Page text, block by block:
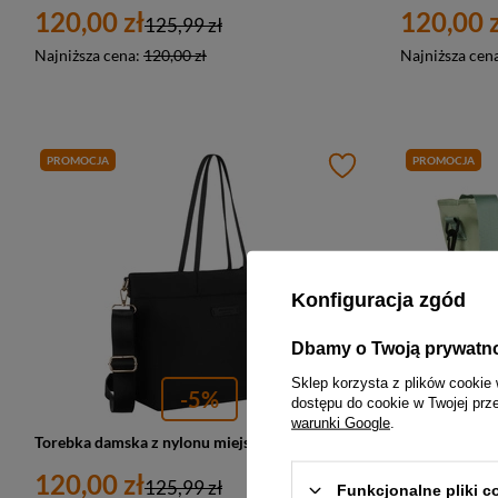
120,00 zł
Najniższa cena: 120,00 zł
125,99 zł 120,00
Najniższa
PROMOCJA
-5%
120,00 zł125,99 zł
PROMOCJA
123,00
Konfiguracja zgód
Dbamy o Twoją
Sklep korzysta z plików cookie
dostępu do cookie w Twojej
warunki Google
Funkcjonalne pliki